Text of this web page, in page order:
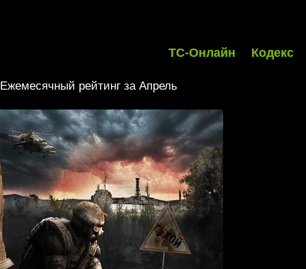
ТС-Онлайн Кодекс
Ежемесячный рейтинг за Апрель